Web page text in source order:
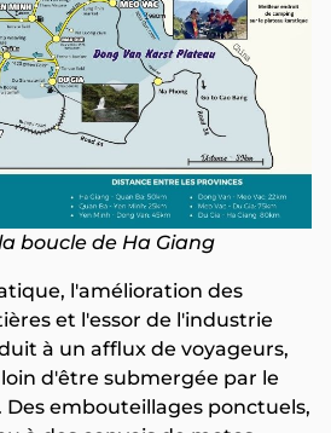
boucle de Ha Giang
l'amélioration des
et l'essor de l'industrie
à un afflux de voyageurs,
d'être submergée par le
embouteillages ponctuels,